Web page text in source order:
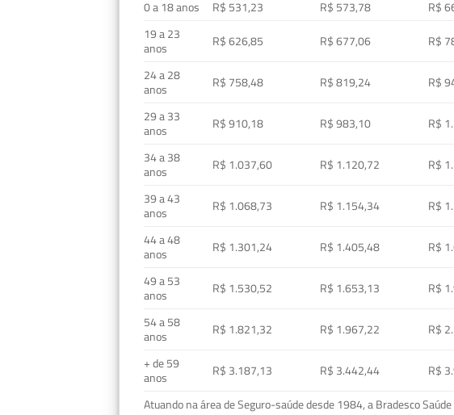
0 a 18 anos
R$ 531,23 R$ 573,78 R$
19 a 23
anos
R$ 626,85 R$ 677,06 R$
24 a 28
anos
R$ 758,48 R$ 819,24 R$
29 a 33
anos
R$ 910,18 R$ 983,10 R$
34 a 38
anos
R$ 1.037,60 R$ 1.120,72 R$
39 a 43
anos
R$ 1.068,73 R$ 1.154,34 R$
44 a 48
anos
R$ 1.301,24 R$ 1.405,48 R$
49 a 53
anos
R$ 1.530,52 R$ 1.653,13 R$
54 a 58
anos
R$ 1.821,32 R$ 1.967,22 R$
+ de 59
anos
R$ 3.187,13 R$ 3.442,44 R$
Atuando na área de Seguro-saúde desde 1984, a Bradesco